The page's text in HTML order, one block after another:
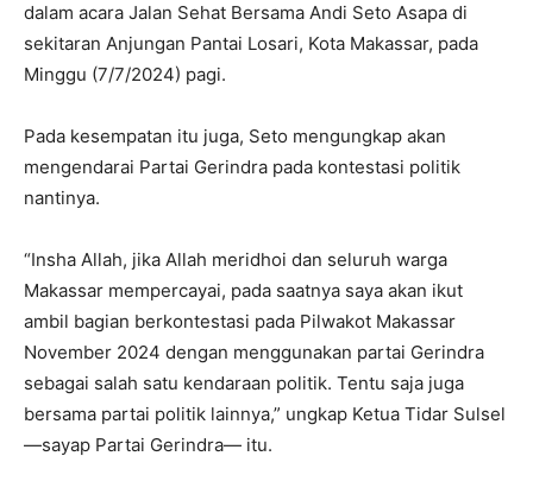
dalam acara Jalan Sehat Bersama Andi Seto Asapa di
sekitaran Anjungan Pantai Losari, Kota Makassar, pada
Minggu (7/7/2024) pagi.
Pada kesempatan itu juga, Seto mengungkap akan
mengendarai Partai Gerindra pada kontestasi politik
nantinya.
“Insha Allah, jika Allah meridhoi dan seluruh warga
Makassar mempercayai, pada saatnya saya akan ikut
ambil bagian berkontestasi pada Pilwakot Makassar
November 2024 dengan menggunakan partai Gerindra
sebagai salah satu kendaraan politik. Tentu saja juga
bersama partai politik lainnya,” ungkap Ketua Tidar Sulsel
—sayap Partai Gerindra— itu.